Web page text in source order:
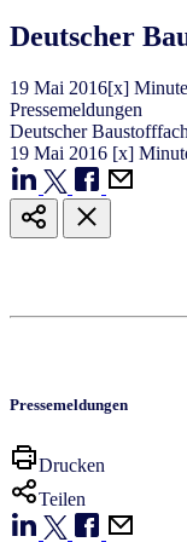
Deutscher
19 Mai 2016[x]
Pressemeldungen
Deutscher
19 Mai 2016 [x]
Pressemeldungen
Drucken
Teilen